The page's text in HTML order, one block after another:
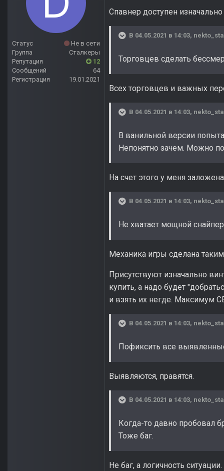
Статус
Не в сети
Группа
Сталкеры
Репутация
12
Сообщений
64
Регистрация
19.01.2021
Спавнер доступен
В 04.05.2021 в 14:03,
Торговцев сделать
Всех торговцев и важных
В 04.05.2021 в 14:03,
В ванильной версии
Непонятно зачем. Можно
На счет этого у меня
В 04.05.2021 в 14:03,
Не хватает мощной
Механика игры сделана
Присутствуют изначально
купить, а надо будет
и взять их негде. Максимум
В 04.05.2021 в 14:03,
Пофиксить все
Выявляются, правятся.
В 04.05.2021 в 14:03,
Когда-то давно пробовал
Тоже баг.
Не баг, а логичность